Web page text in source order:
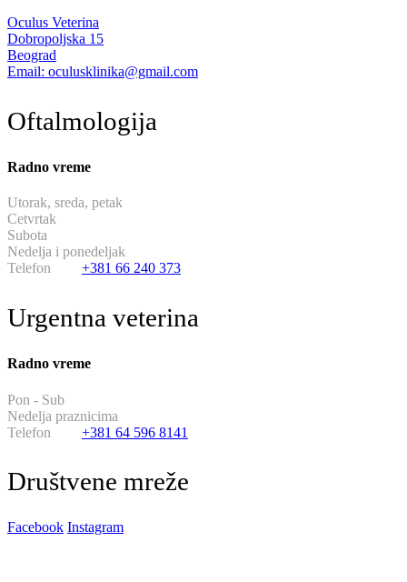
Oculus Veterina
Dobropoljska 15
Beograd
Email: oculusklinika@gmail.com
Oftalmologija
Radno vreme
Utorak, sreda, petak
Cetvrtak
Subota
Nedelja i ponedeljak
Telefon
+381 66 240 373
Urgentna veterina
Radno vreme
Pon - Sub
Nedelja praznicima
Telefon
+381 64 596 8141
Društvene mreže
Facebook Instagram